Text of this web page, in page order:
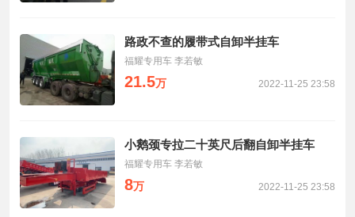
路政不查的履带式自卸半挂车
福耀专用车 李若敏
21.5万 2022-11-25 23:58
小鹅颈专拉二十英尺后翻自卸半挂车
福耀专用车 李若敏
8万 2022-11-25 23:58